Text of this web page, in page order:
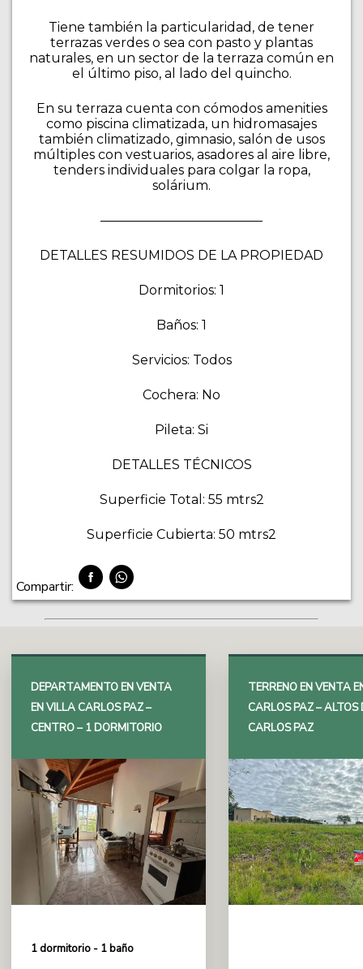
Tiene también la particularidad, de tener
terrazas verdes o sea con pasto y plantas
naturales, en un sector de la terraza común en
el último piso, al lado del quincho.
En su terraza cuenta con cómodos amenities
como piscina climatizada, un hidromasajes
también climatizado, gimnasio, salón de usos
múltiples con vestuarios, asadores al aire libre,
tenders individuales para colgar la ropa,
solárium.
————————————–
DETALLES RESUMIDOS DE LA PROPIEDAD
Dormitorios: 1
Baños: 1
Servicios: Todos
Cochera: No
Pileta: Si
DETALLES TÉCNICOS
Superficie Total: 55 mtrs2
Superficie Cubierta: 50 mtrs2
Compartir:
DEPARTAMENTO EN VENTA
EN VILLA CARLOS PAZ –
CENTRO – 1 DORMITORIO
1 dormitorio - 1 baño
TERRENO EN VENTA
CARLOS PAZ – ALTOS
CARLOS PAZ